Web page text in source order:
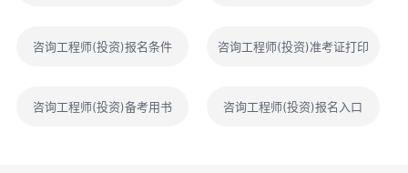
咨询工程师(投资)报名条件 咨询工程师(投资)准考证打印
咨询工程师(投资)备考用书 咨询工程师(投资)报名入口